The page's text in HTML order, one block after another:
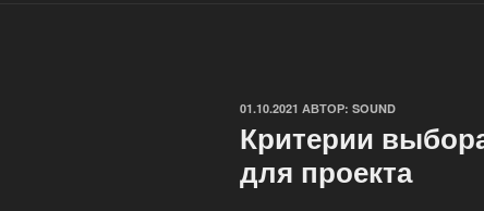
ОПУБЛИКОВАНО
01.10.2021 АВТОР: SOUND
Критерии
для проекта